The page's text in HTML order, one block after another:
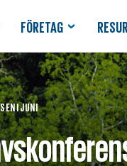
FÖRETAG
I JUNI